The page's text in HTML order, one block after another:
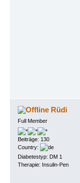
Rüdi
Full Member
Beiträge: 130
Country:
Diabetestyp: DM 1
Therapie: Insulin-Pen